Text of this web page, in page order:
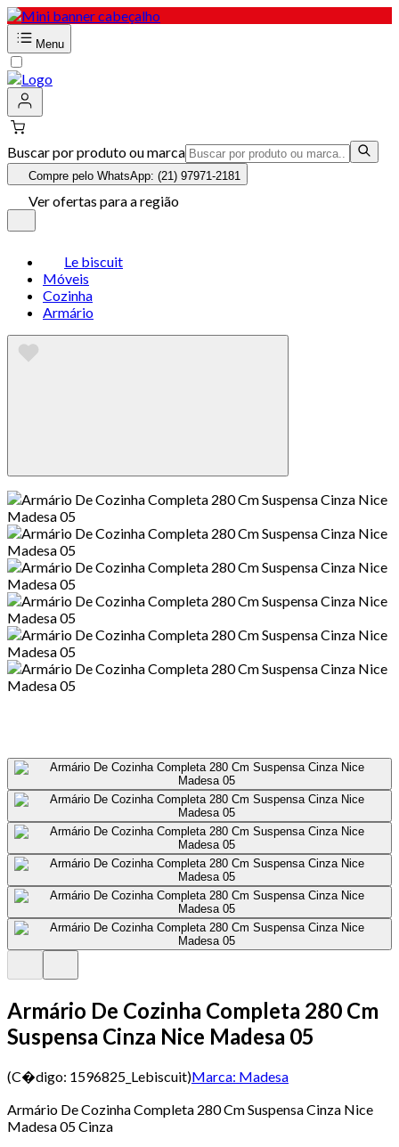
Menu
Buscar por produto ou marca
Compre pelo WhatsApp: (21) 97971-2181
Ver ofertas para a região
Le biscuit
Móveis
Cozinha
Armário
Armário De Cozinha Completa 280 Cm
Suspensa Cinza Nice Madesa 05
(C�digo: 1596825_Lebiscuit)Marca: Madesa
Armário De Cozinha Completa 280 Cm Suspensa Cinza Nice
Madesa 05 Cinza